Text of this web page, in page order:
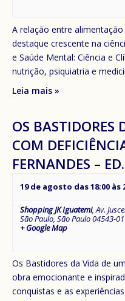
A relação entre
destaque crescente na
e Saúde Mental: Ciência e
nutrição, psiquiatria e
Leia mais »
OS BASTIDORES
COM
FERNANDES –
19 de agosto das 18:00 às
Shopping JK Iguatemi,Av.
São Paulo, São Paulo04543-
+ Google Map
Os Bastidores da Vida de
obra emocionante e
conquistas e as